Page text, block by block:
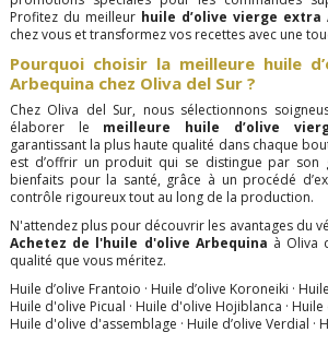
Profitez du meilleur huile d’olive vierge extra
chez vous et transformez vos recettes avec une
Pourquoi choisir la meilleure huile
Arbequina chez Oliva del Sur ?
Chez Oliva del Sur, nous sélectionnons
élaborer le meilleure huile d’olive
garantissant la plus haute qualité dans chaque
est d’offrir un produit qui se distingue par son
bienfaits pour la santé, grâce à un procédé
contrôle rigoureux tout au long de la production.
N'attendez plus pour découvrir les avantages du
Achetez de l'huile d'olive Arbequina à Oliva
qualité que vous méritez.
Huile d’olive Frantoio · Huile d’olive Koroneiki ·
Huile d'olive Picual · Huile d'olive Hojiblanca ·
Huile d'olive d'assemblage · Huile d’olive Verdial ·